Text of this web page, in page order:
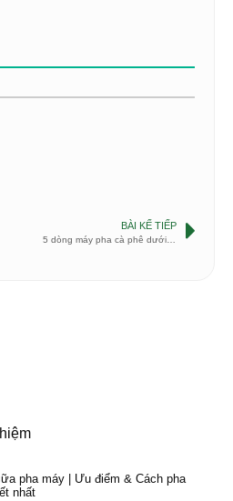
BÀI KẾ TIẾP
pha máy | Ưu điểm & Cách pha
nhất